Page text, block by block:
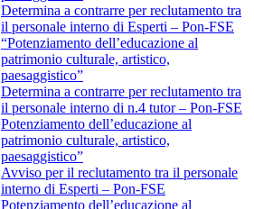
Determina a contrarre per reclutamento tra
il personale interno di Esperti – Pon-FSE
“Potenziamento dell’educazione al
patrimonio culturale, artistico,
paesaggistico”
Determina a contrarre per reclutamento tra
il personale interno di n.4 tutor – Pon-FSE
Potenziamento dell’educazione al
patrimonio culturale, artistico,
paesaggistico”
Avviso per il reclutamento tra il personale
interno di Esperti – Pon-FSE
Potenziamento dell’educazione al